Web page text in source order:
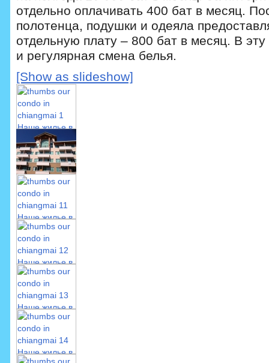
отдельно оплачивать 400 бат в месяц.
полотенца, подушки и одеяла
отдельную плату – 800 бат в месяц. В эту
и регулярная смена белья.
[Show as slideshow]